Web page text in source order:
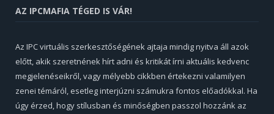
AZ IPCMAFIA TÉGED IS VÁR!
Az IPC virtuális szerkesztőségének ajtaja mindig nyitva áll azok
előtt, akik szeretnének hírt adni és kritikát írni aktuális kedvenc
megjelenéseikről, vagy mélyebb cikkben értekezni valamilyen
zenei témáról, esetleg interjúzni számukra fontos előadókkal. Ha
úgy érzed, hogy stílusban és minőségben passzol hozzánk az